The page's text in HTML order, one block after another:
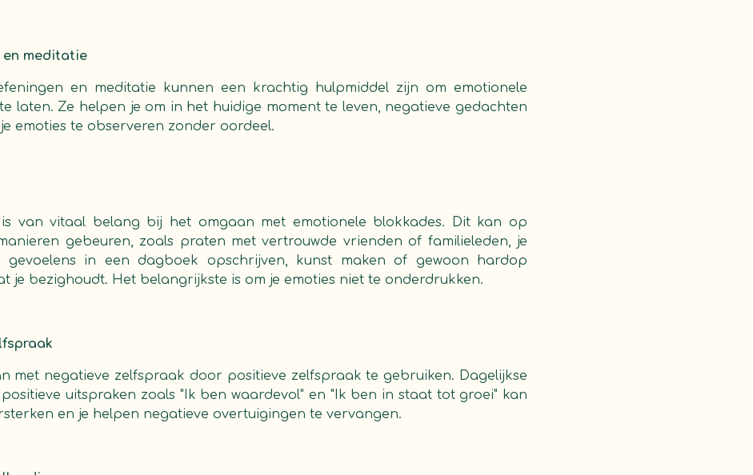
en meditatie
en meditatie kunnen een krachtig hulpmiddel zijn om emotionele
laten. Ze helpen je om in het huidige moment te leven, negatieve gedachten
emoties te observeren zonder oordeel.
is van vitaal belang bij het omgaan met emotionele blokkades. Dit kan op
gebeuren, zoals praten met vertrouwde vrienden of familieleden, je
gevoelens in een dagboek opschrijven, kunst maken of gewoon hardop
je bezighoudt. Het belangrijkste is om je emoties niet te onderdrukken.
met negatieve zelfspraak door positieve zelfspraak te gebruiken. Dagelijkse
uitspraken zoals "Ik ben waardevol" en "Ik ben in staat tot groei" kan
en je helpen negatieve overtuigingen te vervangen.